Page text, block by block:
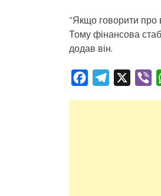
“Якщо говорити про
Тому фінансова
додав він.
FacebookTelegram